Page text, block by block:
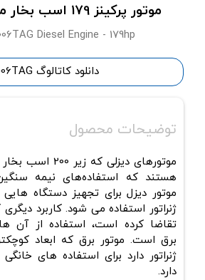
موتور پرکینز 179 اسب بخار مدل 1006TAG
Diesel Engine - 179hp
دانلود کاتالوگ 1006TAG
توضیحات محصول
موتورهای دیزلی
هستند که استفاده‌های نیمه سنگین
موتور دیزل برای تجهیز دستگاه
ژنراتور استفاده می شود. کاربرد دیگری
تقاضا کرده است، استفاده از آن ها
برق است. موتور برق که ابعاد
ژنراتور دارد برای استفاده های
دارد.